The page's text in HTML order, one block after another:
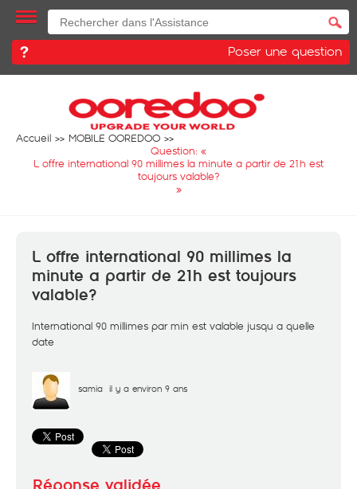
Poser une question
Accueil
MOBILE OOREDOO
Question: «
L offre international 90 millimes la minute a partir de 21h est
toujours valable?
»
L offre international 90 millimes la
minute a partir de 21h est toujours
valable?
International 90 millimes par min est valable jusqu a quelle
date
samia il y a environ 9 ans